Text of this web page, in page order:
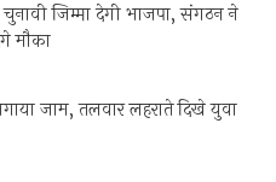
जिम्मा देगी भाजपा, संगठन ने
मौका
जाम, तलवार लहराते दिखे युवा